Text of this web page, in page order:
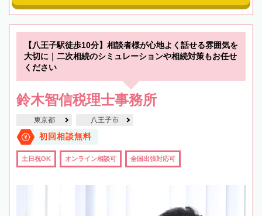
【八王子駅徒歩10分】相談者様が心地よく話せる雰囲気を
大切に｜二次相続のシミュレーションや相続対策もお任せ
ください
鈴木智信税理士事務所
東京都 八王子市
初回相談無料
土日祝OK オンライン相談可 全国出張対応可